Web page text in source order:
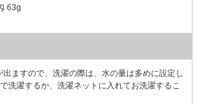
63g
ますので、洗濯の際は、水の量は多めに設定し
洗濯するか、洗濯ネットに入れてお洗濯するこ